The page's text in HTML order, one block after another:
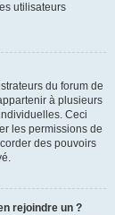
utilisateurs
du forum de
à plusieurs
Ceci
les permissions de
des pouvoirs
rejoindre un ?